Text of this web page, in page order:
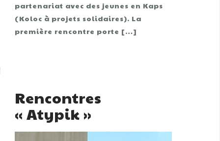
partenariat avec des jeunes en Kaps
(Koloc à projets solidaires). La
première rencontre porte […]
Rencontres
« Atypik »